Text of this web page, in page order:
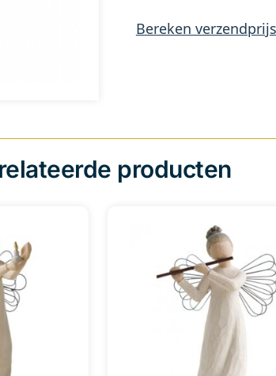
Bereken verzendprijs
producten